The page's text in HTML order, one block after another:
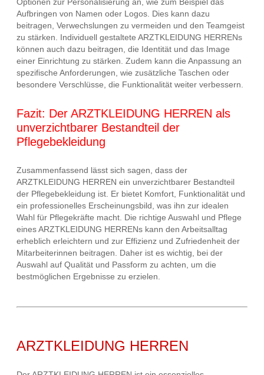
Aufbringen von Namen oder Logos. Dies kann dazu
beitragen, Verwechslungen zu vermeiden und den Teamgeist
zu stärken. Individuell gestaltete ARZTKLEIDUNG HERRENs
können auch dazu beitragen, die Identität und das Image
einer Einrichtung zu stärken. Zudem kann die Anpassung an
spezifische Anforderungen, wie zusätzliche Taschen oder
besondere Verschlüsse, die Funktionalität weiter verbessern.
Fazit: Der ARZTKLEIDUNG HERREN als
unverzichtbarer Bestandteil der
Pflegebekleidung
Zusammenfassend lässt sich sagen, dass der
ARZTKLEIDUNG HERREN ein unverzichtbarer Bestandteil
der Pflegebekleidung ist. Er bietet Komfort, Funktionalität und
ein professionelles Erscheinungsbild, was ihn zur idealen
Wahl für Pflegekräfte macht. Die richtige Auswahl und Pflege
eines ARZTKLEIDUNG HERRENs kann den Arbeitsalltag
erheblich erleichtern und zur Effizienz und Zufriedenheit der
Mitarbeiterinnen beitragen. Daher ist es wichtig, bei der
Auswahl auf Qualität und Passform zu achten, um die
bestmöglichen Ergebnisse zu erzielen.
ARZTKLEIDUNG HERREN